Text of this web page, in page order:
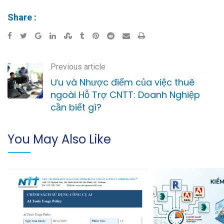
Share :
Previous article
Ưu và Nhược điểm của việc thuê
ngoài Hỗ Trợ CNTT: Doanh Nghiệp
cần biết gì?
You May Also Like